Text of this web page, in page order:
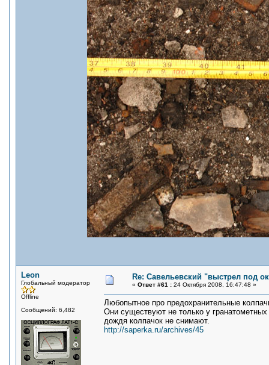
Leon
Глобальный модератор
Offline
Сообщений: 6,482
Re: Савельевский "выстрел под
« Ответ #61 : 24 Октября 2008, 16:47:48 »
Любопытное про предохранительные
Они существуют не только у
дождя колпачок не снимают.
http://saperka.ru/archives/45